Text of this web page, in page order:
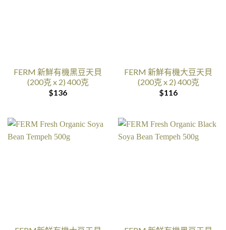
FERM 新鮮有機黑豆天貝
(200克 x 2) 400克
$136
FERM 新鮮有機大豆天貝
(200克 x 2) 400克
$116